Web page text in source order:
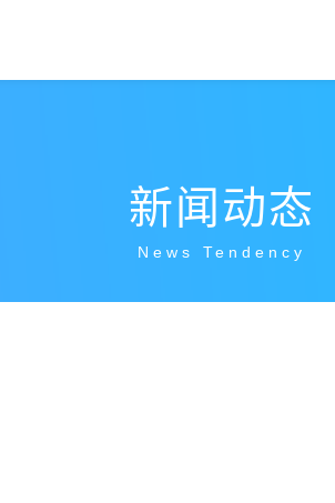
新闻动态
News Tendency